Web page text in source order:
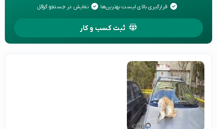
قرارگیری بالای لیست بهترین‌ها نمایش در جستجو گوگل
ثبت کسب و کار